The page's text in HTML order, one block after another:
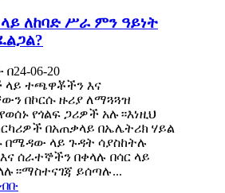
ላይ ለከባድ ሥራ ምን ዓይነት
06-20
ላይ ተጫዋቾችን እና
በኮርሱ ዙሪያ ለማጓጓዝ
የጎልፍ ጋሪዎች አሉ።እነዚህ
በአጠቃላይ በኤሌትሪክ ሃይል
በሜዳው ላይ ጉዳት ሳያስከትሉ
ሰራተኞችን በቀላሉ በሳር ላይ
ይሰጣሉ...